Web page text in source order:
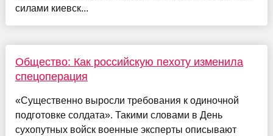
силами киевск...
Общество: Как российскую пехоту изменила
спецоперация
«Существенно выросли требования к одиночной
подготовке солдата». Такими словами в День
сухопутных войск военные эксперты описывают